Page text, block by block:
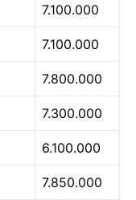
7.100.000
7.100.000
7.800.000
7.300.000
6.100.000
7.850.000